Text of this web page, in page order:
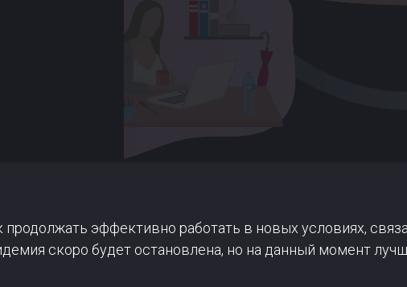
эффективно работать в новых условиях,
скоро будет остановлена, но на данный момент